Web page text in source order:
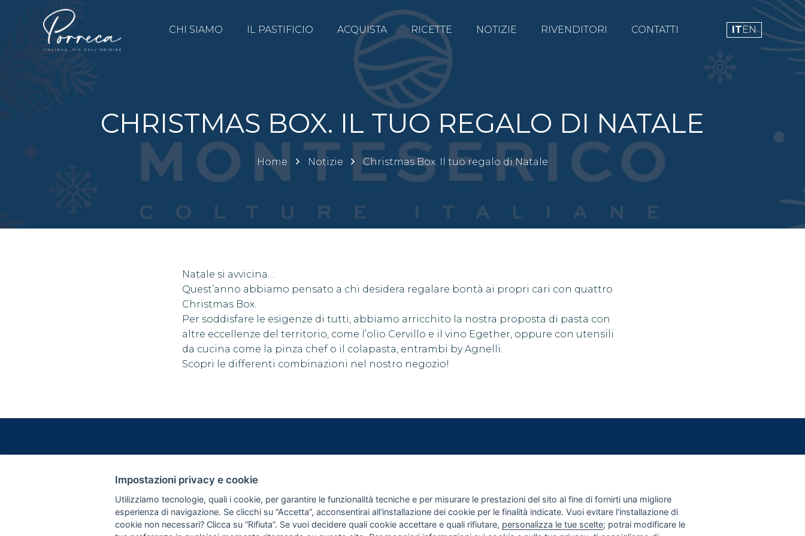
CHI SIAMO IL PASTIFICIO ACQUISTA RICETTE NOTIZIE RIVENDITORI CONTATTI ITEN
CHRISTMAS BOX. IL TUO REGALO DI NATALE
Home Notizie Christmas Box. Il tuo regalo di Natale
Natale si avvicina…
Quest’anno abbiamo pensato a chi desidera regalare bontà ai propri cari con quattro
Christmas Box.
Per soddisfare le esigenze di tutti, abbiamo arricchito la nostra proposta di pasta con
altre eccellenze del territorio, come l’olio Cervillo e il vino Egether, oppure con utensili
da cucina come la pinza chef o il colapasta, entrambi by Agnelli.
Scopri le differenti combinazioni nel nostro negozio!
LA NOSTRA CASA
LA PASTA
I GRANI
PAGAMENTI
SPEDIZIONI E RESI
IMPOSTAZIONI COOKIE
Impostazioni privacy e cookie
Utilizziamo tecnologie, quali i cookie, per garantire le funzionalità tecniche e per misurare le prestazioni del sito al fine di fornirti una migliore
esperienza di navigazione. Se clicchi su “Accetta”, acconsentirai all'installazione dei cookie per le finalità indicate. Vuoi evitare l'installazione di
cookie non necessari? Clicca su “Rifiuta”. Se vuoi decidere quali cookie accettare e quali rifiutare, personalizza le tue scelte; potrai modificare le